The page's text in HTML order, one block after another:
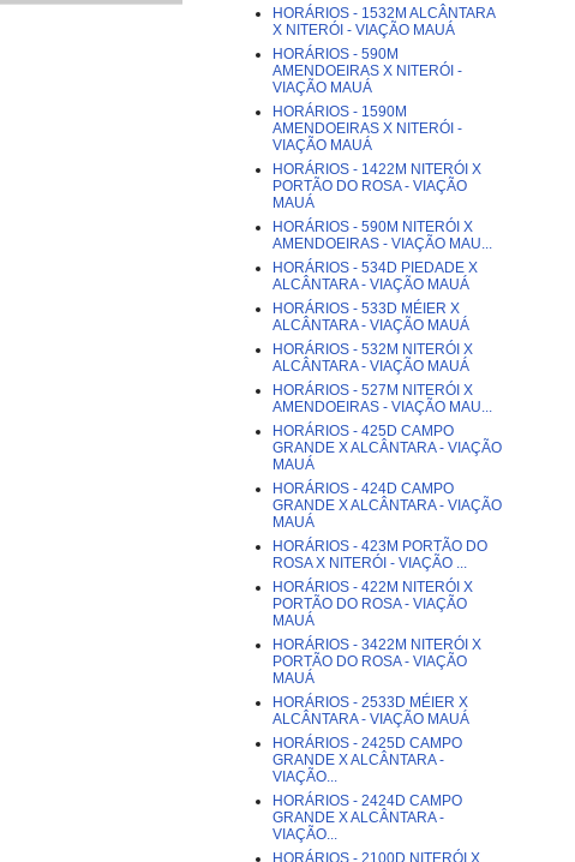
HORÁRIOS - 1532M ALCÂNTARA
X NITERÓI - VIAÇÃO MAUÁ
HORÁRIOS - 590M
AMENDOEIRAS X NITERÓI -
VIAÇÃO MAUÁ
HORÁRIOS - 1590M
AMENDOEIRAS X NITERÓI -
VIAÇÃO MAUÁ
HORÁRIOS - 1422M NITERÓI X
PORTÃO DO ROSA - VIAÇÃO
MAUÁ
HORÁRIOS - 590M NITERÓI X
AMENDOEIRAS - VIAÇÃO MAU...
HORÁRIOS - 534D PIEDADE X
ALCÂNTARA - VIAÇÃO MAUÁ
HORÁRIOS - 533D MÉIER X
ALCÂNTARA - VIAÇÃO MAUÁ
HORÁRIOS - 532M NITERÓI X
ALCÂNTARA - VIAÇÃO MAUÁ
HORÁRIOS - 527M NITERÓI X
AMENDOEIRAS - VIAÇÃO MAU...
HORÁRIOS - 425D CAMPO
GRANDE X ALCÂNTARA - VIAÇÃO
MAUÁ
HORÁRIOS - 424D CAMPO
GRANDE X ALCÂNTARA - VIAÇÃO
MAUÁ
HORÁRIOS - 423M PORTÃO DO
ROSA X NITERÓI - VIAÇÃO ...
HORÁRIOS - 422M NITERÓI X
PORTÃO DO ROSA - VIAÇÃO
MAUÁ
HORÁRIOS - 3422M NITERÓI X
PORTÃO DO ROSA - VIAÇÃO
MAUÁ
HORÁRIOS - 2533D MÉIER X
ALCÂNTARA - VIAÇÃO MAUÁ
HORÁRIOS - 2425D CAMPO
GRANDE X ALCÂNTARA -
VIAÇÃO...
HORÁRIOS - 2424D CAMPO
GRANDE X ALCÂNTARA -
VIAÇÃO...
HORÁRIOS - 2100D NITERÓI X